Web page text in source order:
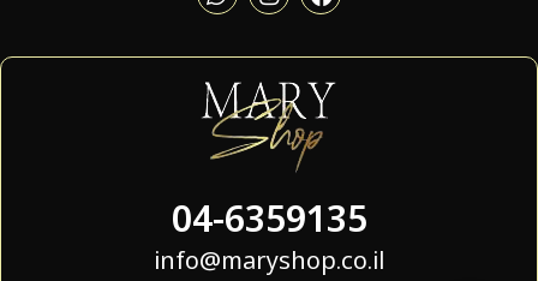
04-6359135
info@maryshop.co.il